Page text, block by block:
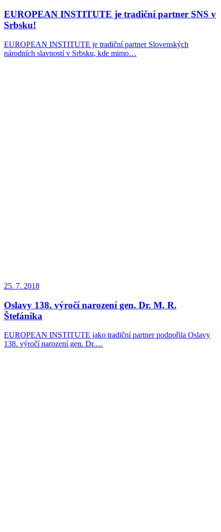
EUROPEAN INSTITUTE je tradiční partner SNS v
Srbsku!
EUROPEAN INSTITUTE je tradiční partner Slovenských
národních slavností v Srbsku, kde mimo…
25. 7. 2018
Oslavy 138. výročí narození gen. Dr. M. R.
Štefánika
EUROPEAN INSTITUTE jako tradiční partner podpořila Oslavy
138. výročí narození gen. Dr.…